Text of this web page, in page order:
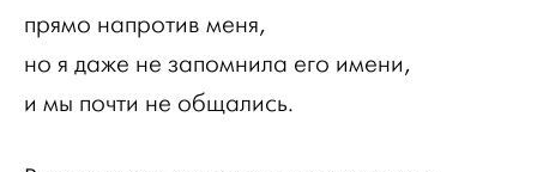
прямо напротив меня,
но я даже не запомнила его имени,
и мы почти не общались.